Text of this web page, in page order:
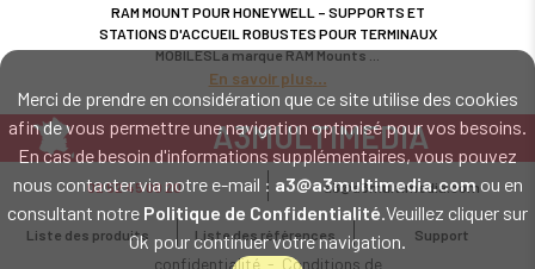
Merci de prendre en considération que ce site utilise des cookies
afin de vous permettre une navigation optimisé pour vos besoins.
En cas de besoin d'informations supplémentaires, vous pouvez
nous contacter via notre e-mail : a3@a3multimedia.comou en
consultant notre Politique de Confidentialité.Veuillez cliquer sur
Ok pour continuer votre navigation.
RAM MOUNT POUR HONEYWELL – SUPPORTS ET
STATIONS D'ACCUEIL ROBUSTES POUR TERMINAUX
MOBILESLa marque RAM Mounts
En savoir plus
A3MULTIMEDIA
LE SPÉCIALISTE MATÉRIEL ET LOGICIEL CODE BARRE
Intervention sur tout le territoire : Cholet - Nantes - Angers - Rennes - Le
Mans - Bordeaux - Paris - Lille - Brest - Toulouse - Marseille - Poitiers -
Caen - Lyon - Reims - Lorient - Vannes - Quimper - Rouen
02 52 45 00 20 a3@a3multimedia.com
Liste des produits Liste des références Support
Mentions légales-Politique de
confidentialité - Conditions de